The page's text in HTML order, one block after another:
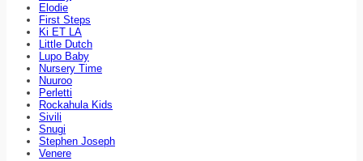
Elodie
First Steps
Ki ET LA
Little Dutch
Lupo Baby
Nursery Time
Nuuroo
Perletti
Rockahula Kids
Sivili
Snugi
Stephen Joseph
Venere